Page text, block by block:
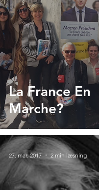
La France En
Marche?
27. mar. 2017 2 min læsning